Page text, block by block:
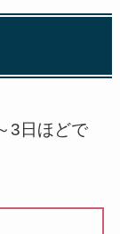
3日ほどで